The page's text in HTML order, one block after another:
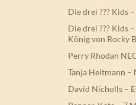
Die drei ??? Kids
Die drei ??? Kids
König von Rocky
Perry Rhodan
Tanja Heitmann –
David Nicholls –